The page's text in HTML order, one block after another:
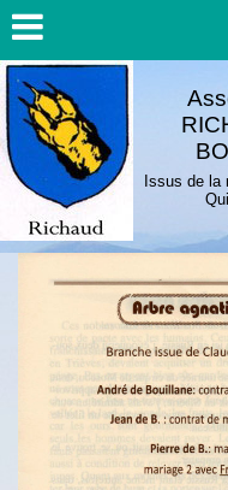
Issus de la